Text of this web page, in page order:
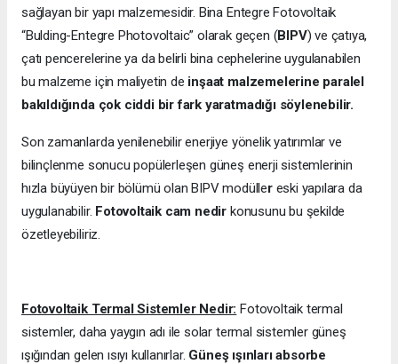
sağlayan bir yapı malzemesidir. Bina Entegre Fotovoltaik
“Bulding-Entegre Photovoltaic” olarak geçen (BIPV) ve çatıya,
çatı pencerelerine ya da belirli bina cephelerine uygulanabilen
bu malzeme için maliyetin de inşaat malzemelerine paralel
bakıldığında çok ciddi bir fark yaratmadığı söylenebilir.
Son zamanlarda yenilenebilir enerjiye yönelik yatırımlar ve
bilinçlenme sonucu popülerleşen güneş enerji sistemlerinin
hızla büyüyen bir bölümü olan BIPV modüller eski yapılara da
uygulanabilir. Fotovoltaik cam nedir konusunu bu şekilde
özetleyebiliriz.
Fotovoltaik Termal Sistemler Nedir: Fotovoltaik termal
sistemler, daha yaygın adı ile solar termal sistemler güneş
ışığından gelen ısıyı kullanırlar. Güneş ışınları absorbe